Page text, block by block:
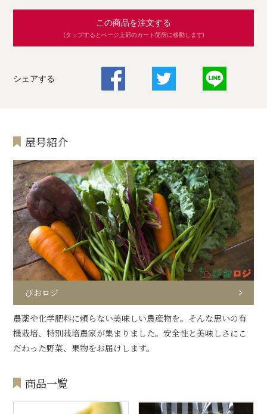
この商品を注文する
(タップするとページ上部のカート箇所に移動します)
シェアする
屋号紹介
びおロジ
農薬や化学肥料に頼らない美味しい農産物を。そんな思いの有
機栽培、特別栽培農家が集まりました。安全性と美味しさにこ
だわった野菜、果物をお届けします。
商品一覧